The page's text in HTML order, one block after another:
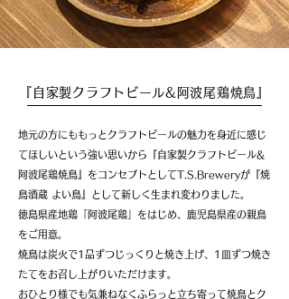
『自家製クラフトビール&阿波尾鶏焼鳥』
地元の方にももっとクラフトビールの魅力を身近に感じ
てほしいという強い思いから『自家製クラフトビール&
阿波尾鶏焼鳥』をコンセプトとしてT.S.Breweryが『焼
鳥酒蔵 よい鳥』として新しく生まれ変わりました。
徳島県産地鶏「阿波尾鶏」をはじめ、鹿児島県産の親鳥
をご用意。
焼鳥は炭火で1品ずつじっくりと焼き上げ、1皿ずつ焼き
たてをお召し上がりいただけます。
おひとり様でも気兼ねなくふらっと立ち寄って焼鳥とク